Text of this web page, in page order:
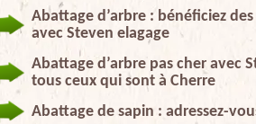
Abattage d’arbre : bénéficiez
avec Steven elagage
Abattage d’arbre pas cher avec
tous ceux qui sont à Cherre
Abattage de sapin : adressez-